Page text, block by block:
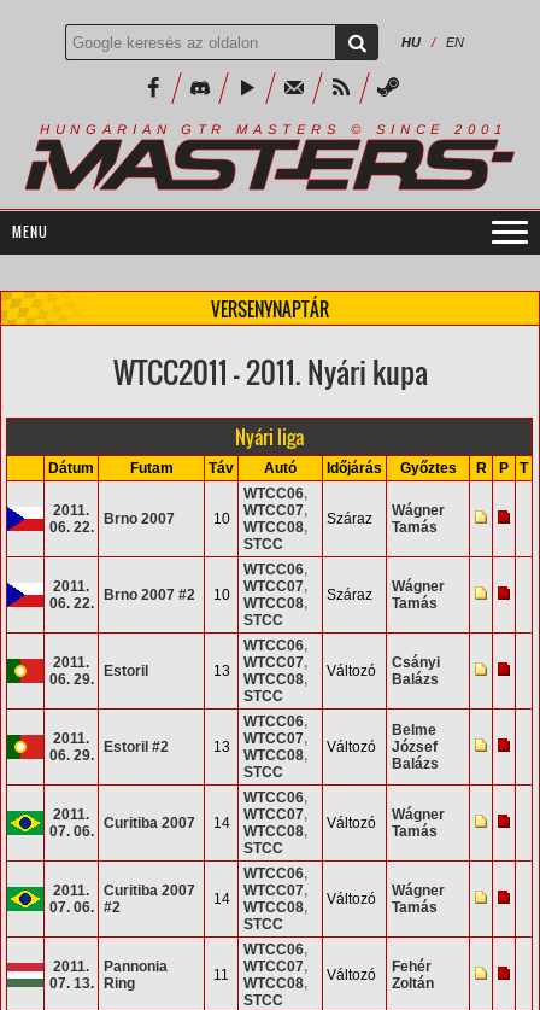
HU / EN
H U N G A R I A N G T R M A S T E R S © S I N C E 2 0 0 1
VERSENYNAPTÁR
WTCC2011 - 2011. Nyári kupa
Nyári liga
Dátum Futam Táv Autó Időjárás Győztes R P T
2011.
06. 22.
Brno 2007 10
WTCC06,
WTCC07,
WTCC08,
STCC
Száraz
Wágner
Tamás
2011.
06. 22.
Brno 2007 #2 10
WTCC06,
WTCC07,
WTCC08,
STCC
Száraz
Wágner
Tamás
2011.
06. 29.
Estoril 13
WTCC06,
WTCC07,
WTCC08,
STCC
Változó
Csányi
Balázs
2011.
06. 29.
Estoril #2 13
WTCC06,
WTCC07,
WTCC08,
STCC
Változó
Belme
József
Balázs
2011.
07. 06.
Curitiba 2007 14
WTCC06,
WTCC07,
WTCC08,
STCC
Változó
Wágner
Tamás
2011.
07. 06.
Curitiba 2007
#2
14
WTCC06,
WTCC07,
WTCC08,
STCC
Változó
Wágner
Tamás
2011.
07. 13.
Pannonia
Ring
11
WTCC06,
WTCC07,
WTCC08,
STCC
Változó
Fehér
Zoltán